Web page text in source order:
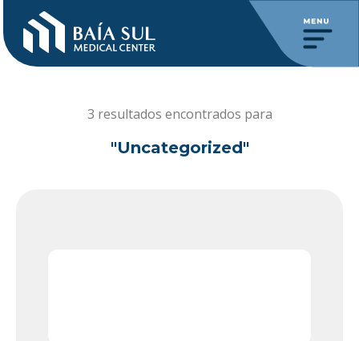
3 resultados encontrados para
"Uncategorized"